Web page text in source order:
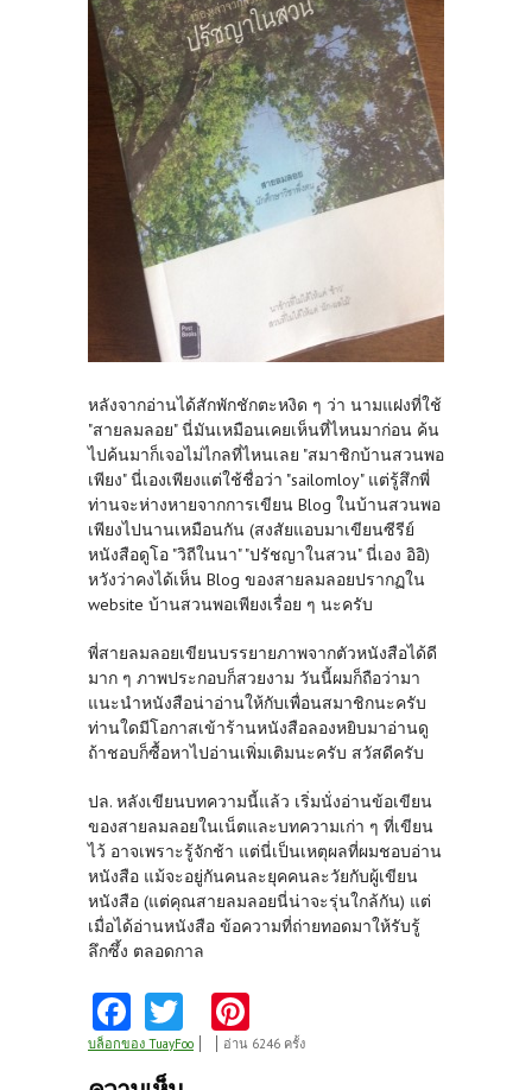
หลังจากอ่านได้สักพักชักตะหงิด ๆ ว่า นามแฝงที่ใช้
"สายลมลอย" นี่มันเหมือนเคยเห็นที่ไหนมาก่อน ค้น
ไปค้นมาก็เจอไม่ไกลที่ไหนเลย "สมาชิกบ้านสวนพอ
เพียง" นี่เองเพียงแต่ใช้ชื่อว่า "sailomloy" แต่รู้สึกพี่
ท่านจะห่างหายจากการเขียน Blog ในบ้านสวนพอ
เพียงไปนานเหมือนกัน (สงสัยแอบมาเขียนซีรีย์
หนังสือดูโอ "วิถีในนา" "ปรัชญาในสวน" นี่เอง อิอิ)
หวังว่าคงได้เห็น Blog ของสายลมลอยปรากฏใน
website บ้านสวนพอเพียงเรื่อย ๆ นะครับ
พี่สายลมลอยเขียนบรรยายภาพจากตัวหนังสือได้ดี
มาก ๆ ภาพประกอบก็สวยงาม วันนี้ผมก็ถือว่ามา
แนะนำหนังสือน่าอ่านให้กับเพื่อนสมาชิกนะครับ
ท่านใดมีโอกาสเข้าร้านหนังสือลองหยิบมาอ่านดู
ถ้าชอบก็ซื้อหาไปอ่านเพิ่มเติมนะครับ สวัสดีครับ
ปล. หลังเขียนบทความนี้แล้ว เริ่มนั่งอ่านข้อเขียน
ของสายลมลอยในเน็ตและบทความเก่า ๆ ที่เขียน
ไว้ อาจเพราะรู้จักช้า แต่นี่เป็นเหตุผลที่ผมชอบอ่าน
หนังสือ แม้จะอยู่กันคนละยุคคนละวัยกับผู้เขียน
หนังสือ (แต่คุณสายลมลอยนี่น่าจะรุ่นใกล้กัน) แต่
เมื่อได้อ่านหนังสือ ข้อความที่ถ่ายทอดมาให้รับรู้
ลึกซึ้ง ตลอดกาล
Fa
ce w nt
บล็อกของ TuayFoo อ่าน 6246 ครั้ง